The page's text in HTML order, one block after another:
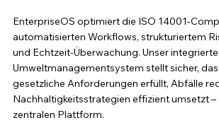
EnterpriseOS optimiert die ISO 14001-
automatisierten Workflows, strukturiertem
und Echtzeit-Überwachung. Unser
Umweltmanagementsystem stellt sicher,
gesetzliche Anforderungen erfüllt, Abfälle
Nachhaltigkeitsstrategien effizient umsetzt –
zentralen Plattform.